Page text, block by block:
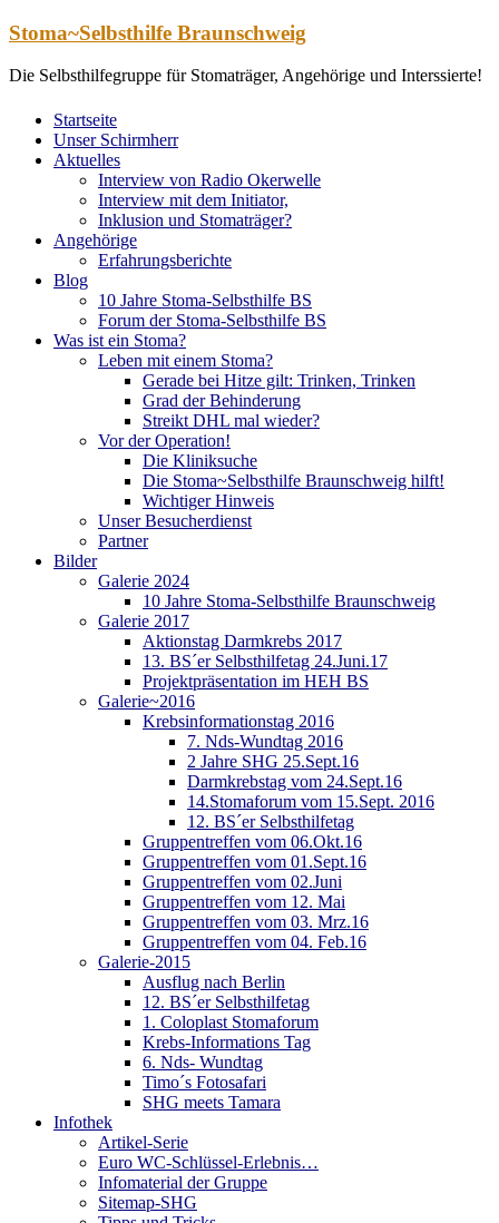
Zum
springen
Stoma~Selbsthilfe Braunschweig
Die Selbsthilfegruppe für Stomaträger, Angehörige und Interssierte!
Startseite
Unser Schirmherr
Aktuelles
Interview von Radio Okerwelle
Interview mit dem Initiator,
Inklusion und Stomaträger?
Angehörige
Erfahrungsberichte
Blog
10 Jahre Stoma-Selbsthilfe BS
Forum der Stoma-Selbsthilfe BS
Was ist ein Stoma?
Leben mit einem Stoma?
Gerade bei Hitze gilt: Trinken, Trinken
Grad der Behinderung
Streikt DHL mal wieder?
Vor der Operation!
Die Kliniksuche
Die Stoma~Selbsthilfe Braunschweig hilft!
Wichtiger Hinweis
Unser Besucherdienst
Partner
Bilder
Galerie 2024
10 Jahre Stoma-Selbsthilfe Braunschweig
Galerie 2017
Aktionstag Darmkrebs 2017
13. BS´er Selbsthilfetag 24.Juni.17
Projektpräsentation im HEH BS
Galerie~2016
Krebsinformationstag 2016
7. Nds-Wundtag 2016
2 Jahre SHG 25.Sept.16
Darmkrebstag vom 24.Sept.16
14.Stomaforum vom 15.Sept. 2016
12. BS´er Selbsthilfetag
Gruppentreffen vom 06.Okt.16
Gruppentreffen vom 01.Sept.16
Gruppentreffen vom 02.Juni
Gruppentreffen vom 12. Mai
Gruppentreffen vom 03. Mrz.16
Gruppentreffen vom 04. Feb.16
Galerie-2015
Ausflug nach Berlin
12. BS´er Selbsthilfetag
1. Coloplast Stomaforum
Krebs-Informations Tag
6. Nds- Wundtag
Timo´s Fotosafari
SHG meets Tamara
Infothek
Artikel-Serie
Euro WC-Schlüssel-Erlebnis…
Infomaterial der Gruppe
Sitemap-SHG